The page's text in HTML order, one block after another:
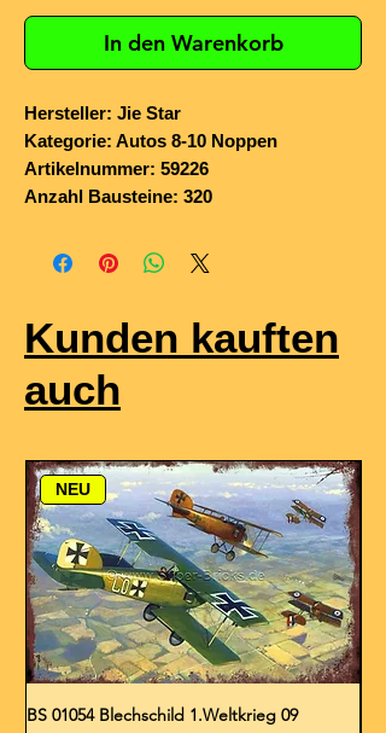
In den Warenkorb
Hersteller: Jie Star
Kategorie: Autos 8-10 Noppen
Artikelnummer: 59226
Anzahl Bausteine: 320
Kunden kauften
auch
NEU
BS 01054 Blechschild 1.Weltkrieg 09